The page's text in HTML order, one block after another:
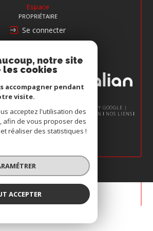
Espace
PROPRIÉTAIRE
Se connecter
ADHÉRONS
RÉSERVÉS | TRADUCTION POWERED BY GOOGLE |
DU SITE MENTIONS LÉGALES ADMIN
NOS LIENS
POLITIQUE RGPD
COOKIES
notre site
les cookies
accompagner pendant
visite.
acceptez l'utilisation des
afin de vous proposer des
réaliser des statistiques !
ACCEPTER